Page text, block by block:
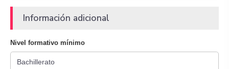
Información adicional
Nivel formativo mínimo